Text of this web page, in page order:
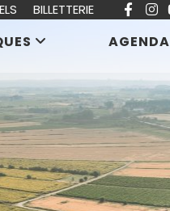
AGENDA
BILLETTERIE